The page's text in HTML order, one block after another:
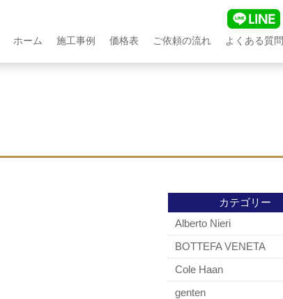
ホーム 施工事例 価格表 ご依頼の流れ よくある質問
カテゴリー
Alberto Nieri
BOTTEFA VENETA
Cole Haan
genten